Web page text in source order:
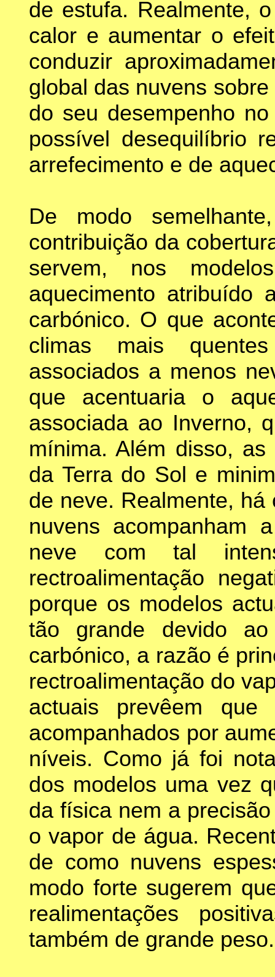
de estufa. Realmente,
calor e aumentar o
conduzir
global das nuvens
do seu desempenho
possível desequilíbrio
arrefecimento e de
De modo
contribuição da
servem, nos
aquecimento atribuído
carbónico. O que
climas mais quentes
associados a menos
que acentuaria o
associada ao Inverno,
mínima. Além disso,
da Terra do Sol e
de neve. Realmente,
nuvens acompanham
neve com tal
rectroalimentação
porque os modelos
tão grande devido
carbónico, a razão é
rectroalimentação do
actuais prevêem
acompanhados por
níveis. Como já foi
dos modelos uma vez
da física nem a
o vapor de água.
de como nuvens
modo forte sugerem
realimentações
também de grande peso.